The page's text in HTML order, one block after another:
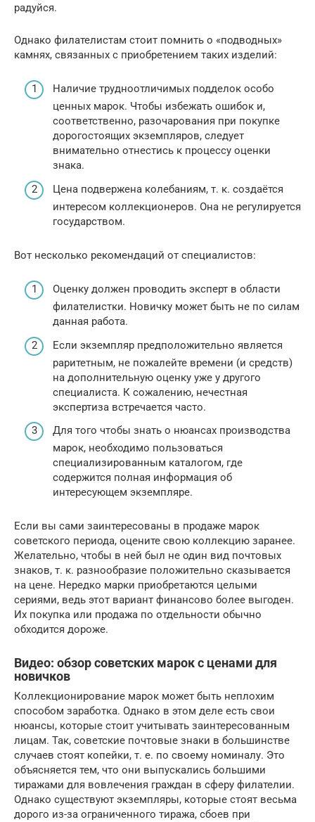
радуйся.
Однако филателистам стоит помнить о «подводных»
камнях, связанных с приобретением таких изделий:
Наличие трудноотличимых подделок особо
ценных марок. Чтобы избежать ошибок и,
соответственно, разочарования при покупке
дорогостоящих экземпляров, следует
внимательно отнестись к процессу оценки
знака.
Цена подвержена колебаниям, т. к. создаётся
интересом коллекционеров. Она не регулируется
государством.
Вот несколько рекомендаций от специалистов:
Оценку должен проводить эксперт в области
филателистки. Новичку может быть не по силам
данная работа.
Если экземпляр предположительно является
раритетным, не пожалейте времени (и средств)
на дополнительную оценку уже у другого
специалиста. К сожалению, нечестная
экспертиза встречается часто.
Для того чтобы знать о нюансах производства
марок, необходимо пользоваться
специализированным каталогом, где
содержится полная информация об
интересующем экземпляре.
Если вы сами заинтересованы в продаже марок
советского периода, оцените свою коллекцию заранее.
Желательно, чтобы в ней был не один вид почтовых
знаков, т. к. разнообразие положительно сказывается
на цене. Нередко марки приобретаются целыми
сериями, ведь этот вариант финансово более выгоден.
Их покупка или продажа по отдельности обычно
обходится дороже.
Видео: обзор советских марок с ценами для
новичков
Коллекционирование марок может быть неплохим
способом заработка. Однако в этом деле есть свои
нюансы, которые стоит учитывать заинтересованным
лицам. Так, советские почтовые знаки в большинстве
случаев стоят копейки, т. е. по своему номиналу. Это
объясняется тем, что они выпускались большими
тиражами для вовлечения граждан в сферу филателии.
Однако существуют экземпляры, которые стоят весьма
дорого из-за ограниченного тиража, сбоев при